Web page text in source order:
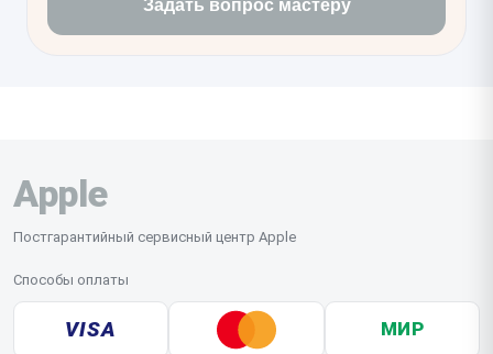
Задать вопрос мастеру
Apple
Постгарантийный сервисный центр Apple
Способы оплаты
VISA МИР